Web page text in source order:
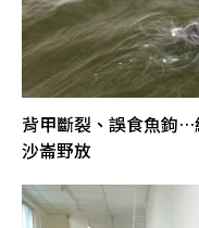
背甲斷裂、誤食魚鉤
沙崙野放